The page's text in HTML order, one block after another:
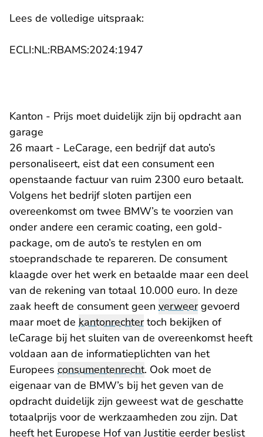
Lees de volledige uitspraak:
ECLI:NL:RBAMS:2024:1947
Kanton - Prijs moet duidelijk zijn bij opdracht aan
garage
26 maart - LeCarage, een bedrijf dat auto’s
personaliseert, eist dat een consument een
openstaande factuur van ruim 2300 euro betaalt.
Volgens het bedrijf sloten partijen een
overeenkomst om twee BMW’s te voorzien van
onder andere een ceramic coating, een gold-
package, om de auto’s te restylen en om
stoeprandschade te repareren. De consument
klaagde over het werk en betaalde maar een deel
van de rekening van totaal 10.000 euro. In deze
zaak heeft de consument geen verweergevoerd
maar moet de kantonrechtertoch bekijken of
leCarage bij het sluiten van de overeenkomst heeft
voldaan aan de informatieplichten van het
Europees consumentenrecht. Ook moet de
eigenaar van de BMW’s bij het geven van de
opdracht duidelijk zijn geweest wat de geschatte
totaalprijs voor de werkzaamheden zou zijn. Dat
heeft het Europese Hof van Justitie eerder beslist